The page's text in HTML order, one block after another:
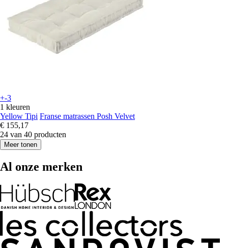
+-3
1 kleuren
Yellow Tipi Franse matrassen Posh Velvet
€ 155,17
24 van 40 producten
Meer tonen
Al onze merken